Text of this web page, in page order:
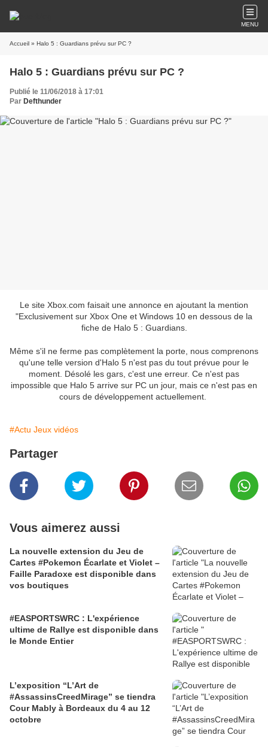
MENU
Accueil » Halo 5 : Guardians prévu sur PC ?
Halo 5 : Guardians prévu sur PC ?
Publié le 11/06/2018 à 17:01
Par Defthunder
Le site Xbox.com faisait une annonce en ajoutant la mention
"Exclusivement sur Xbox One et Windows 10 en dessous de la
fiche de Halo 5 : Guardians.
Même s'il ne ferme pas complètement la porte, nous comprenons
qu'une telle version d'Halo 5 n'est pas du tout prévue pour le
moment. Désolé les gars, c'est une erreur. Ce n'est pas
impossible que Halo 5 arrive sur PC un jour, mais ce n'est pas en
cours de développement actuellement.
#Actu Jeux vidéos
Partager
Vous aimerez aussi
La nouvelle extension du Jeu de
Cartes #Pokemon Écarlate et Violet –
Faille Paradoxe est disponible dans
vos boutiques
#EASPORTSWRC : L'expérience
ultime de Rallye est disponible dans
le Monde Entier
L’exposition “L’Art de
#AssassinsCreedMirage” se tiendra
Cour Mably à Bordeaux du 4 au 12
octobre